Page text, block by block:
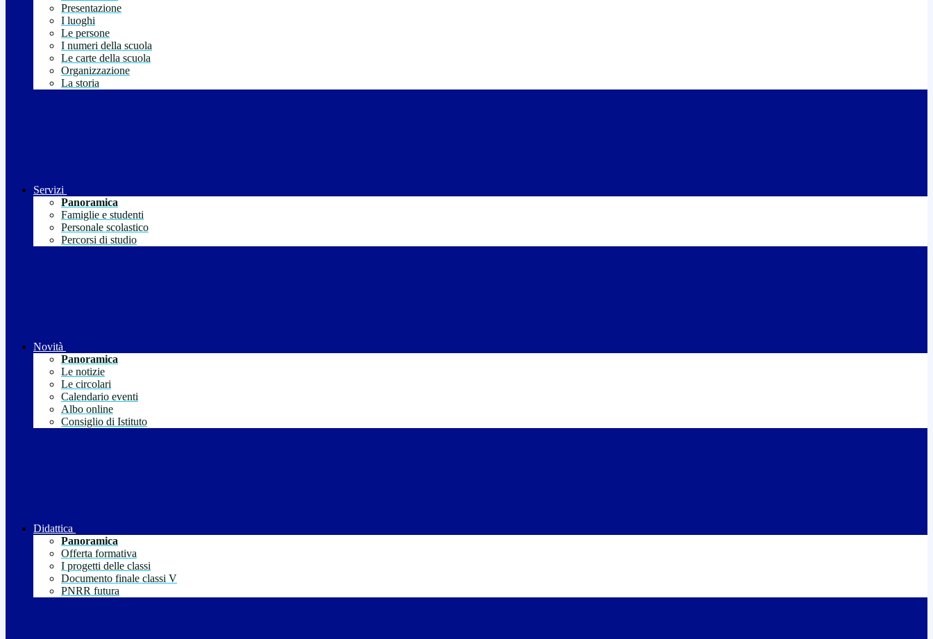
Presentazione
I luoghi
Le persone
I numeri della scuola
Le carte della scuola
Organizzazione
La storia
Servizi
Panoramica
Famiglie e studenti
Personale scolastico
Percorsi di studio
Novità
Panoramica
Le notizie
Le circolari
Calendario eventi
Albo online
Consiglio di Istituto
Didattica
Panoramica
Offerta formativa
I progetti delle classi
Documento finale classi V
PNRR futura